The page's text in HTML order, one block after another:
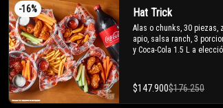
-16% Hat Trick
Alas o chunks, 30 piezas,
apio, salsa ranch, 3
y Coca-Cola 1.5 L a
$147.900$176.250